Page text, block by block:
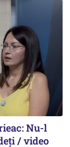
Nu-l
/ video